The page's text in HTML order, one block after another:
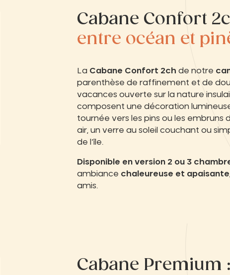
Cabane Confort
entre océan et
La Cabane Confort 2ch de notre
parenthèse de raffinement et de
vacances ouverte sur la nature
composent une décoration
tournée vers les pins ou les embruns
air, un verre au soleil couchant ou
de l’île.
Disponible en version 2 ou 3
ambiance chaleureuse et apaisante
amis.
Cabane Premium :